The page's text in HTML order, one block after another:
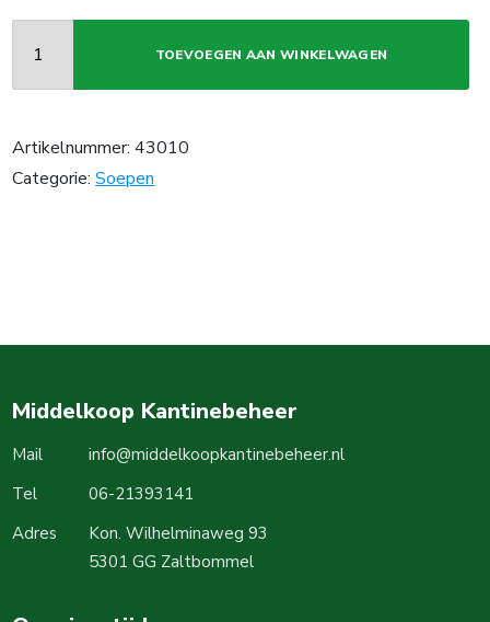
TOEVOEGEN AAN WINKELWAGEN
Artikelnummer:43010
Categorie:Soepen
Middelkoop Kantinebeheer
Mail
info@middelkoopkantinebeheer.nl
Tel
06-21393141
Adres
Kon. Wilhelminaweg 93
5301 GG Zaltbommel